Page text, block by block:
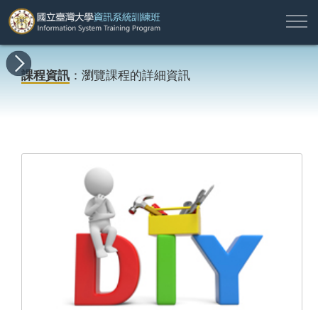
所
有
課
新
消
程
地
資
簡
業
名
名
資
於
本
願
專
註
入
課程資訊 ：瀏覽課程的詳細資訊